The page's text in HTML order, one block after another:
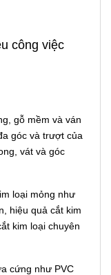
công việc
gỗ mềm và ván
góc và trượt của
vát và góc
loại mỏng như
hiệu quả cắt kim
kim loại chuyên
cứng như PVC